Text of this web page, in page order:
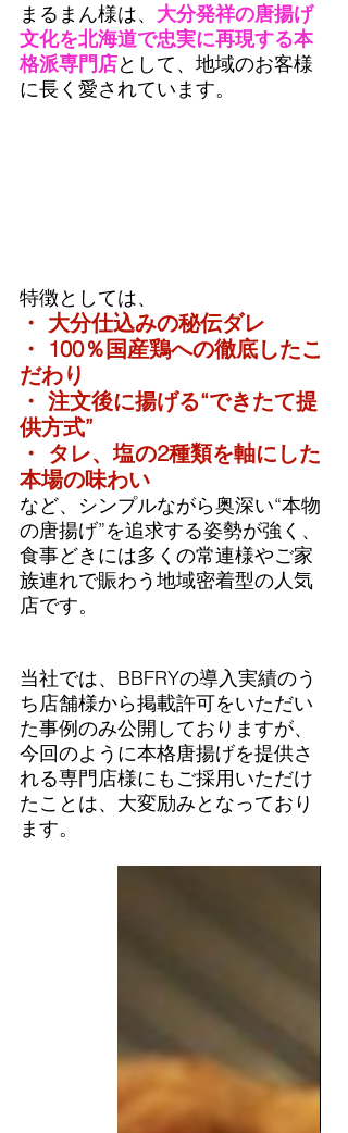
まるまん様は、 大分発祥の唐揚げ
文化を北海道で忠実に再現する本
格派専門店として、地域のお客様
に長く愛されています。
特徴としては、
・ 大分仕込みの秘伝ダレ
・ 100％国産鶏への徹底したこ
だわり
・ 注文後に揚げる“できたて提
供方式”
・ タレ、塩の2種類を軸にした
本場の味わい
など、シンプルながら奥深い“本物
の唐揚げ”を追求する姿勢が強く、
食事どきには多くの常連様やご家
族連れで賑わう地域密着型の人気
店です。
当社では、BBFRYの導入実績のう
ち店舗様から掲載許可をいただい
た事例のみ公開しておりますが、
今回のように本格唐揚げを提供さ
れる専門店様にもご採用いただけ
たことは、大変励みとなっており
ます。